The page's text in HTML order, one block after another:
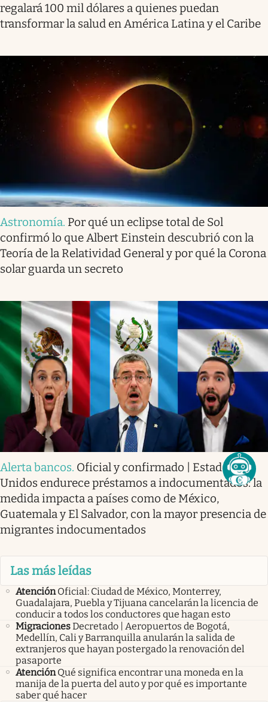
regalará 100 mil dólares a quienes puedan
transformar la salud en América Latina y el Caribe
Astronomía. Por qué un eclipse total de Sol
confirmó lo que Albert Einstein descubrió con la
Teoría de la Relatividad General y por qué la Corona
solar guarda un secreto
Alerta bancos. Oficial y confirmado | Estados
Unidos endurece préstamos a indocumentados: la
medida impacta a países como de México,
Guatemala y El Salvador, con la mayor presencia de
migrantes indocumentados
Las más leídas
Atención Oficial: Ciudad de México, Monterrey,
Guadalajara, Puebla y Tijuana cancelarán la licencia de
conducir a todos los conductores que hagan esto
MigracionesDecretado | Aeropuertos de Bogotá,
Medellín, Cali y Barranquilla anularán la salida de
extranjeros que hayan postergado la renovación del
pasaporte
Atención Qué significa encontrar una moneda en la
manija de la puerta del auto y por qué es importante
saber qué hacer